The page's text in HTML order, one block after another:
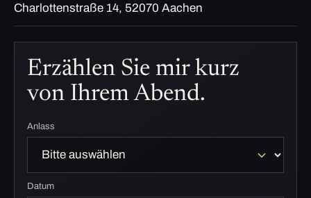
Charlottenstraße 14, 52070 Aachen
Erzählen Sie mir kurz
von Ihrem Abend.
Anlass
Datum